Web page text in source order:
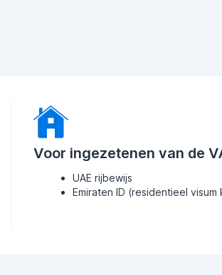
Voor ingezetenen van de
UAE rijbewijs
Emiraten ID (residentieel visum